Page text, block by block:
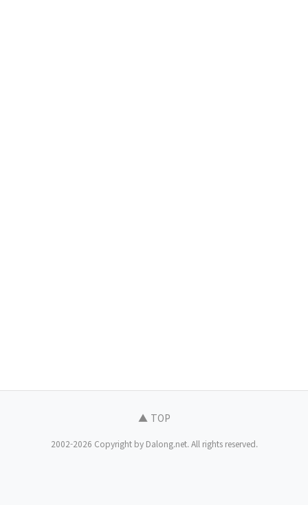
▲ TOP
2002-2026 Copyright by Dalong.net. All rights reserved.